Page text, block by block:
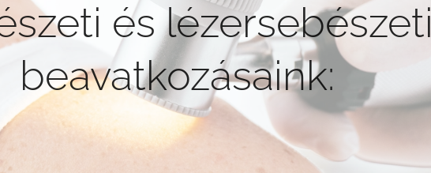
és lézersebészeti
beavatkozásaink: